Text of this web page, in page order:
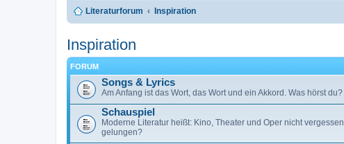
Literaturforum Inspiration
Inspiration
FORUM
Songs & Lyrics
Am Anfang ist das Wort, das Wort und ein Akkord. Was hörst
Schauspiel
Moderne Literatur heißt: Kino, Theater und Oper nicht
gelungen?